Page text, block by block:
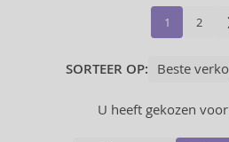
1 2
SORTEER OP:
U heeft gekozen voor